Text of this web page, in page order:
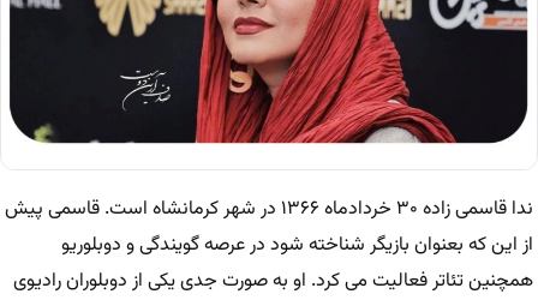
ندا قاسمی زاده ۳۰ خردادماه ۱۳۶۶ در شهر کرمانشاه است. قاسمی پیش
از این که بعنوان بازیگر شناخته شود در عرصه گویندگی و دوبلوریو
همچنین تئاتر فعالیت می کرد. او به صورت جدی یکی از دوبلوران رادیوی